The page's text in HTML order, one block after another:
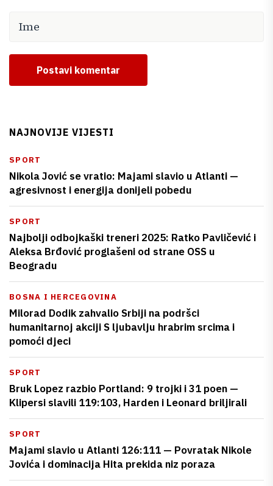
Postavi komentar
NAJNOVIJE VIJESTI
SPORT
Nikola Jović se vratio: Majami slavio u Atlanti —
agresivnost i energija donijeli pobedu
SPORT
Najbolji odbojkaški treneri 2025: Ratko Pavličević i
Aleksa Brđović proglašeni od strane OSS u
Beogradu
BOSNA I HERCEGOVINA
Milorad Dodik zahvalio Srbiji na podršci
humanitarnoj akciji S ljubavlju hrabrim srcima i
pomoći djeci
SPORT
Bruk Lopez razbio Portland: 9 trojki i 31 poen —
Klipersi slavili 119:103, Harden i Leonard briljirali
SPORT
Majami slavio u Atlanti 126:111 — Povratak Nikole
Jovića i dominacija Hita prekida niz poraza